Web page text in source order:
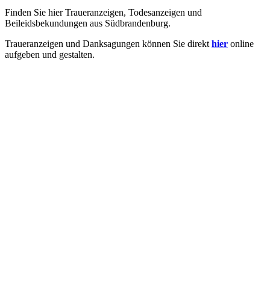
Finden Sie hier Traueranzeigen, Todesanzeigen und
Beileidsbekundungen aus Südbrandenburg.
Traueranzeigen und Danksagungen können Sie direkt hier online
aufgeben und gestalten.